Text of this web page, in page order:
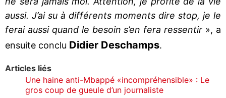
aussi. J’ai su à différents moments dire stop, je le
ferai aussi quand le besoin s’en fera ressentir », a
ensuite conclu Didier Deschamps.
Articles liés
Une haine anti-Mbappé «incompréhensible» : Le
gros coup de gueule d’un journaliste